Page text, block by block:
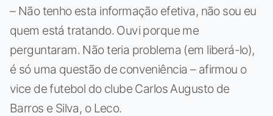
– Não tenho esta informação efetiva, não sou eu
quem está tratando. Ouvi porque me
perguntaram. Não teria problema (em liberá-lo),
é só uma questão de conveniência – afirmou o
vice de futebol do clube Carlos Augusto de
Barros e Silva, o Leco.